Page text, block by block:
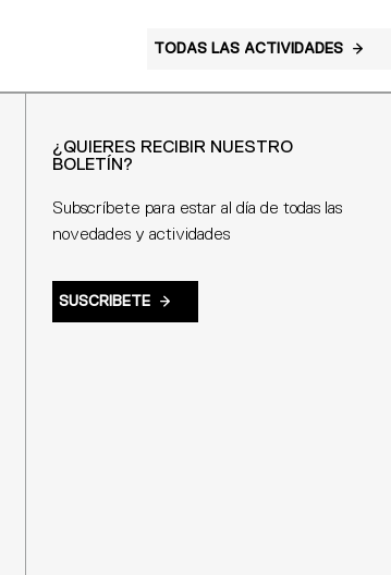
TODAS LAS ACTIVIDADES
¿QUIERES RECIBIR NUESTRO
BOLETÍN?
Subscríbete para estar al día de todas las
novedades y actividades
SUSCRIBETE